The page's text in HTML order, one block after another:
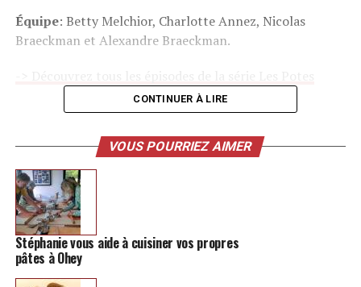
Équipe: Betty Melchior, Charlotte Annez, Nicolas
Braeckman et Alexandre Braeckman.
LES POTES PODCAST SEXTO
L’ASBL Ombrage de Hannut lance son logement
supervisé
NE MANQUEZ PAS
Les 24h Puzzle reviennent au virtuel avec un programme
adapté
CONTINUER À LIRE
VOUS POURRIEZ AIMER
Stéphanie vous aide à cuisiner vos propres
pâtes à Ohey